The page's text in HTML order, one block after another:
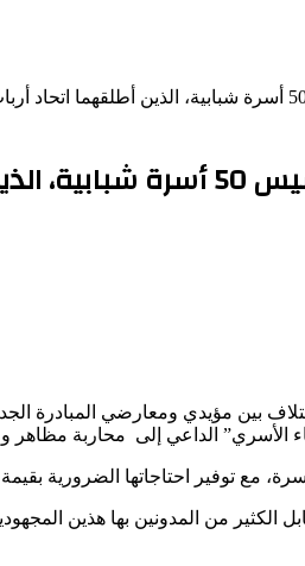
ميثاق البناء الأسري
بين مؤيدي ومعارضي المبادرة
الأسري” الداعي إلى محاربة
الكثير من المدونين بها هذين